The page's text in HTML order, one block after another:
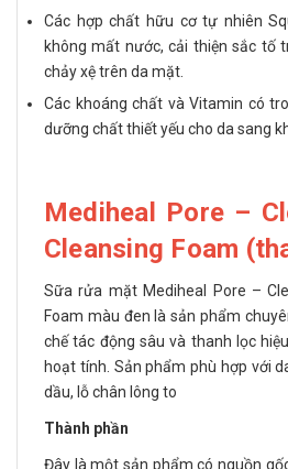
Các hợp chất hữu cơ tự nhiên
không mất nước, cải thiện sắc tố
chảy xệ trên da mặt.
Các khoáng chất và Vitamin có
dưỡng chất thiết yếu cho da sang
Mediheal Pore –
Cleansing Foam
Sữa rửa mặt Mediheal Pore –
Foam màu đen là sản phẩm
chế tác động sâu và thanh lọc
hoạt tính. Sản phẩm phù hợp với
dầu, lỗ chân lông to
Thành phần
Đây là một sản phẩm có nguồn